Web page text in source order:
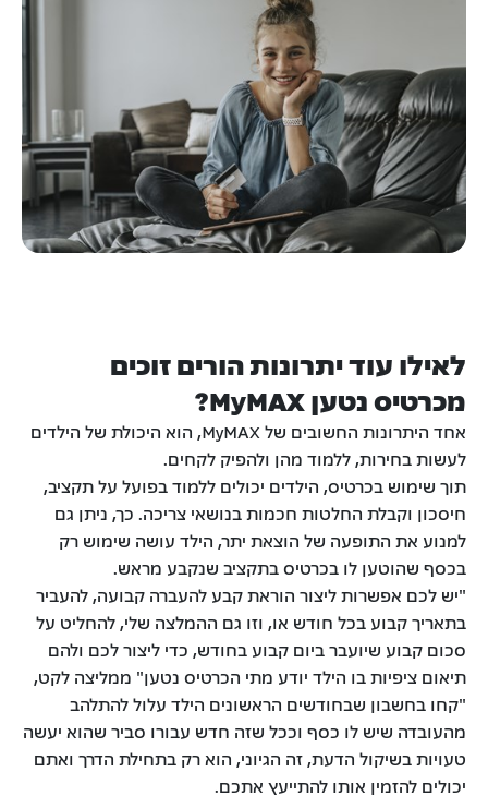
לאילו עוד יתרונות הורים זוכים
מכרטיס נטען MyMAX?
אחד היתרונות החשובים של MyMAX, הוא היכולת של הילדים
לעשות בחירות, ללמוד מהן ולהפיק לקחים.
תוך שימוש בכרטיס, הילדים יכולים ללמוד בפועל על תקציב,
חיסכון וקבלת החלטות חכמות בנושאי צריכה. כך, ניתן גם
למנוע את התופעה של הוצאת יתר, הילד עושה שימוש רק
בכסף שהוטען לו בכרטיס בתקציב שנקבע מראש.
"יש לכם אפשרות ליצור הוראת קבע להעברה קבועה, להעביר
בתאריך קבוע בכל חודש או, וזו גם ההמלצה שלי, להחליט על
סכום קבוע שיועבר ביום קבוע בחודש, כדי ליצור לכם ולהם
תיאום ציפיות בו הילד יודע מתי הכרטיס נטען" ממליצה לקט,
"קחו בחשבון שבחודשים הראשונים הילד עלול להתלהב
מהעובדה שיש לו כסף וככל שזה חדש עבורו סביר שהוא יעשה
טעויות בשיקול הדעת, זה הגיוני, הוא רק בתחילת הדרך ואתם
יכולים להזמין אותו להתייעץ אתכם.